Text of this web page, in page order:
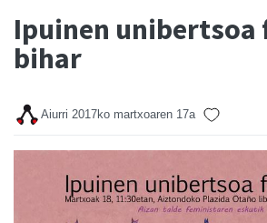
Ipuinen unibertsoa
bihar
Aiurri 2017ko martxoaren 17a